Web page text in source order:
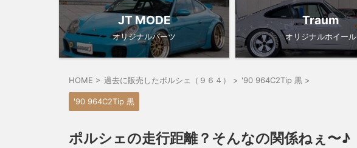
JT MODE
オリジナルパーツ
Traum
オリジナルホイール
HOME > 過去に販売したポルシェ（９６４） > '90 964C2Tip 黒 >
'90 964C2Tip 黒
ポルシェの走行距離？そんなの関係ねぇ〜♪